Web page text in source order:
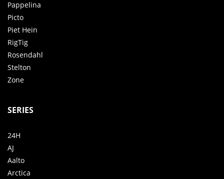
Pappelina
Picto
Piet Hein
RigTig
Rosendahl
Stelton
Zone
SERIES
24H
AJ
Aalto
Arctica